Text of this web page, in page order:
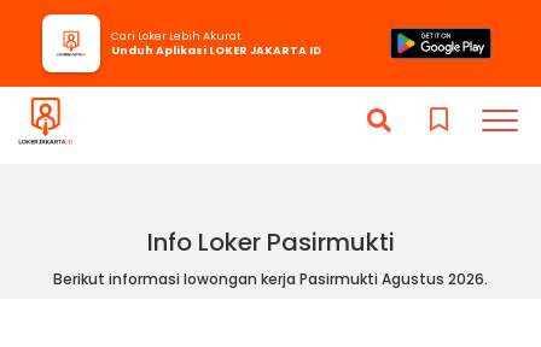
Info Loker Pasirmukti
Berikut informasi lowongan kerja Pasirmukti Agustus 2026.
Cari Loker Lebih Akurat
Unduh Aplikasi LOKER JAKARTA ID